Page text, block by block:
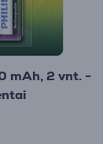
mAh, 2 vnt. -